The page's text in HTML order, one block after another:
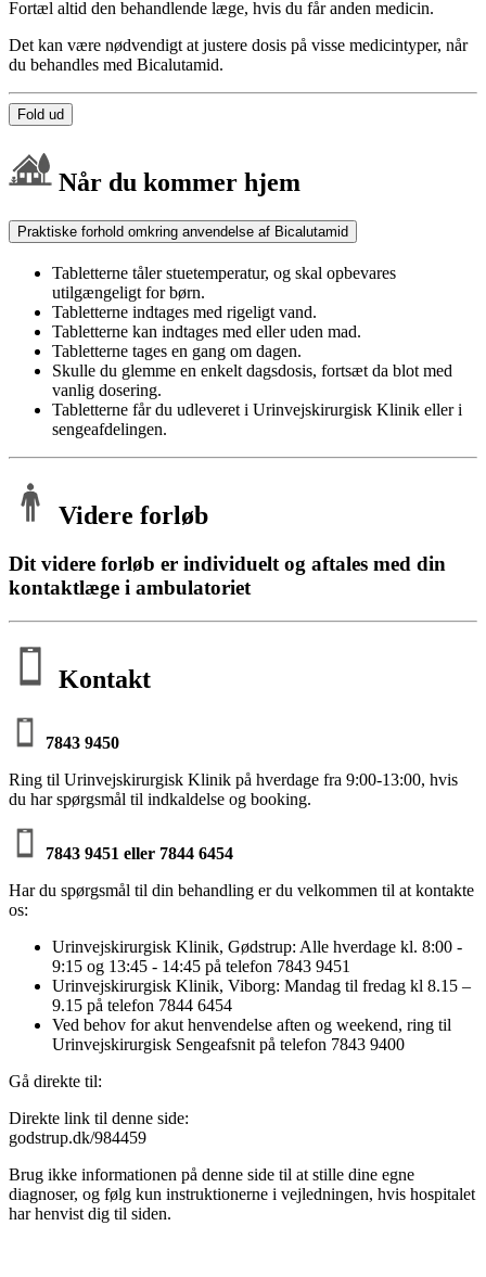
Fortæl altid den behandlende læge, hvis du får anden medicin.
Det kan være nødvendigt at justere dosis på visse medicintyper, når
du behandles med Bicalutamid.
Fold ud
Når du kommer hjem
Praktiske forhold omkring anvendelse af Bicalutamid
Tabletterne tåler stuetemperatur, og skal opbevares
utilgængeligt for børn.
Tabletterne indtages med rigeligt vand.
Tabletterne kan indtages med eller uden mad.
Tabletterne tages en gang om dagen.
Skulle du glemme en enkelt dagsdosis, fortsæt da blot med
vanlig dosering.
Tabletterne får du udleveret i Urinvejskirurgisk Klinik eller i
sengeafdelingen.
Videre forløb
Dit videre forløb er individuelt og aftales med din
kontaktlæge i ambulatoriet
Kontakt
7843 9450
Ring til Urinvejskirurgisk Klinik på hverdage fra 9:00-13:00, hvis
du har spørgsmål til indkaldelse og booking.
7843 9451 eller 7844 6454
Har du spørgsmål til din behandling er du velkommen til at kontakte
os:
Urinvejskirurgisk Klinik, Gødstrup: Alle hverdage kl. 8:00 -
9:15 og 13:45 - 14:45 på telefon 7843 9451
Urinvejskirurgisk Klinik, Viborg: Mandag til fredag kl 8.15 –
9.15 på telefon 7844 6454
Ved behov for akut henvendelse aften og weekend, ring til
Urinvejskirurgisk Sengeafsnit på telefon 7843 9400
Gå direkte til:
Direkte link til denne side:
godstrup.dk/984459
Brug ikke informationen på denne side til at stille dine egne
diagnoser, og følg kun instruktionerne i vejledningen, hvis hospitalet
har henvist dig til siden.